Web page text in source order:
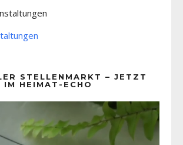
STELLENMARKT – JETZT
IM HEIMAT-ECHO
Player